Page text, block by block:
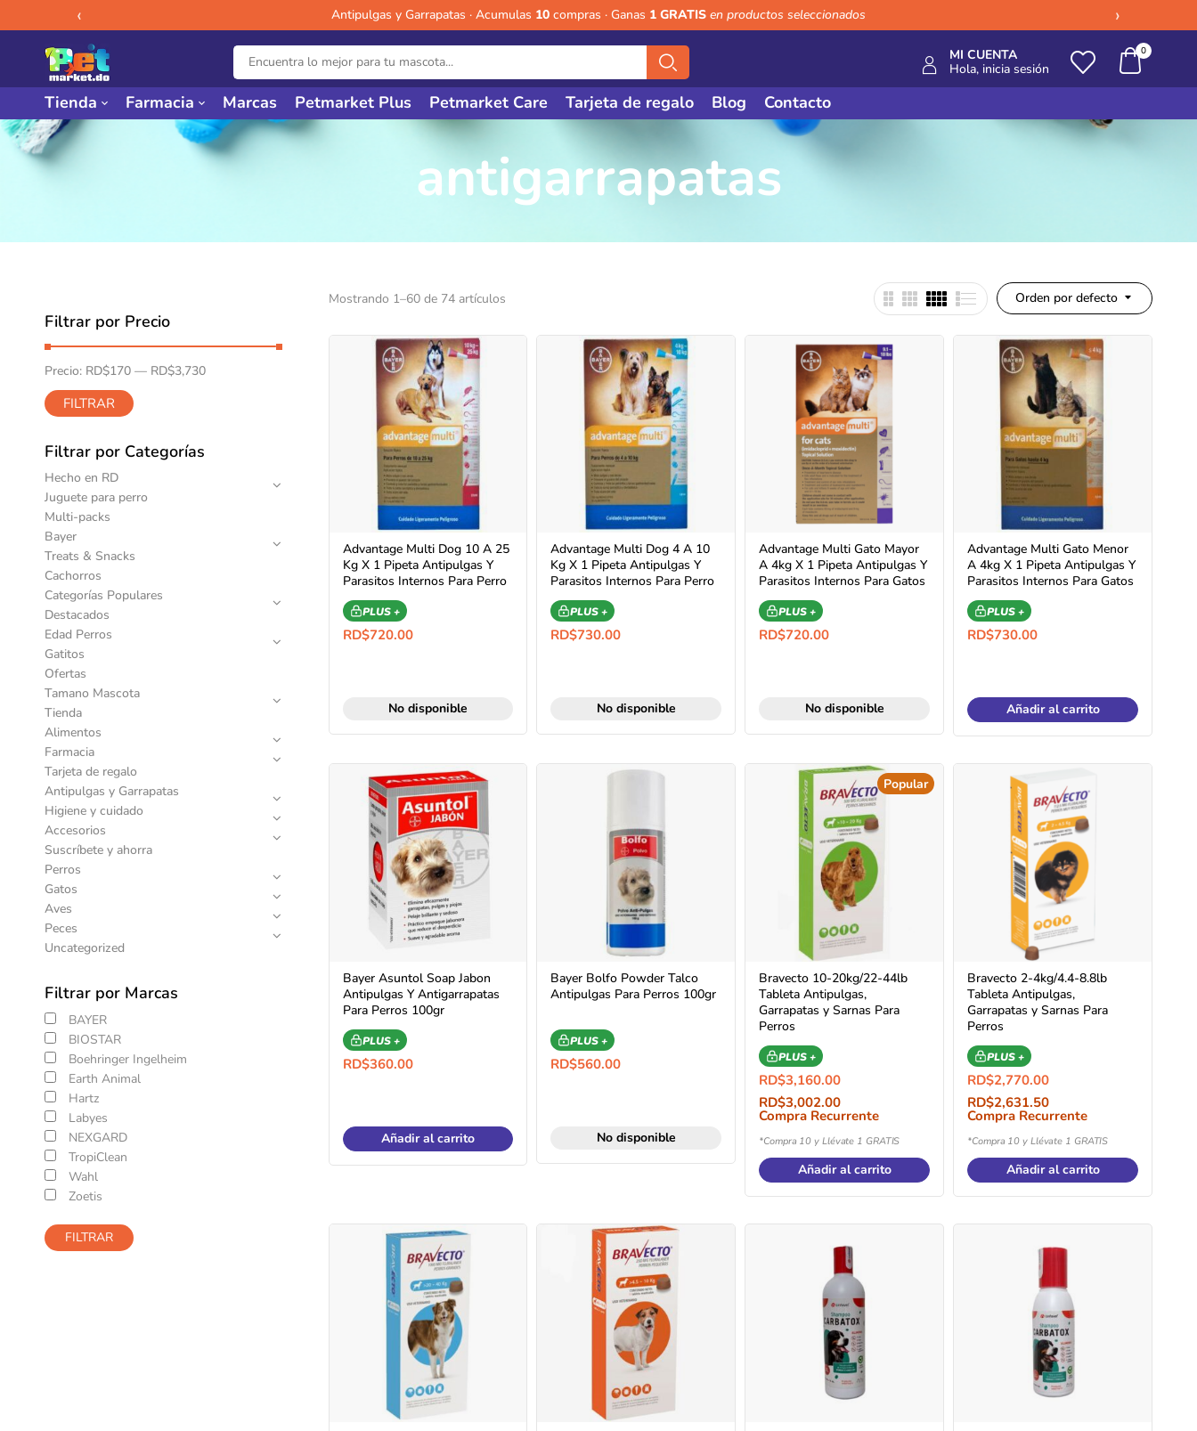
‹ Antipulgas y Garrapatas · Acumulas 10 compras · Ganas 1 GRATIS en productos seleccionados ›
MI CUENTA
Hola, inicia sesión
0
Tienda Farmacia Marcas Petmarket Plus Petmarket Care Tarjeta de regalo Blog Contacto
antigarrapatas
Filtrar por Precio
FILTRAR
Precio: RD$170 — RD$3,730
Filtrar por Categorías
Hecho en RD
Juguete para perro
Multi-packs
Bayer
Treats & Snacks
Cachorros
Categorías Populares
Destacados
Edad Perros
Gatitos
Ofertas
Tamano Mascota
Tienda
Alimentos
Farmacia
Tarjeta de regalo
Antipulgas y Garrapatas
Higiene y cuidado
Accesorios
Suscríbete y ahorra
Perros
Gatos
Aves
Peces
Uncategorized
Filtrar por Marcas
BAYER
BIOSTAR
Boehringer Ingelheim
Earth Animal
Hartz
Labyes
NEXGARD
TropiClean
Wahl
Zoetis
FILTRAR
Orden por defecto
Mostrando 1–60 de 74 artículos
Advantage Multi Dog 10 A 25
Kg X 1 Pipeta Antipulgas Y
Parasitos Internos Para Perro
PLUS +
RD$720.00
No disponible
Advantage Multi Dog 4 A 10
Kg X 1 Pipeta Antipulgas Y
Parasitos Internos Para Perro
PLUS +
RD$730.00
No disponible
Advantage Multi Gato Mayor
A 4kg X 1 Pipeta Antipulgas Y
Parasitos Internos Para Gatos
PLUS +
RD$720.00
No disponible
Advantage Multi Gato Menor
A 4kg X 1 Pipeta Antipulgas Y
Parasitos Internos Para Gatos
PLUS +
RD$730.00
Añadir al carrito
Bayer Asuntol Soap Jabon
Antipulgas Y Antigarrapatas
Para Perros 100gr
PLUS +
RD$360.00
Añadir al carrito
Bayer Bolfo Powder Talco
Antipulgas Para Perros 100gr
PLUS +
RD$560.00
No disponible
Popular
Bravecto 10-20kg/22-44lb
Tableta Antipulgas,
Garrapatas y Sarnas Para
Perros
PLUS +
RD$3,160.00
RD$3,002.00
Compra Recurrente
*Compra 10 y Llévate 1 GRATIS
Añadir al carrito
Bravecto 2-4kg/4.4-8.8lb
Tableta Antipulgas,
Garrapatas y Sarnas Para
Perros
PLUS +
RD$2,770.00
RD$2,631.50
Compra Recurrente
*Compra 10 y Llévate 1 GRATIS
Añadir al carrito